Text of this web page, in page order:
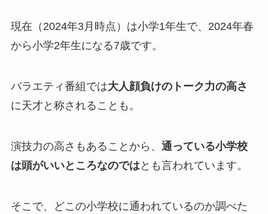
現在（2024年3月時点）は小学1年生で、2024年春
から小学2年生になる7歳です。
バラエティ番組では大人顔負けのトーク力の高さ
に天才と称されることも。
演技力の高さもあることから、 通っている小学校
は頭がいいところなのでは とも言われています。
そこで、どこの小学校に通われているのか調べた